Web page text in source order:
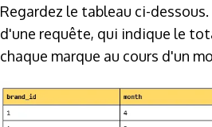
Regardez le tableau ci-
d'une requête, qui indique le
chaque marque au cours d'un